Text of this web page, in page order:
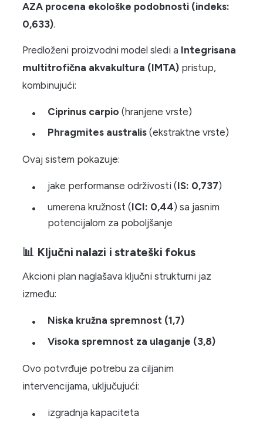
AZA procena ekološke podobnosti (indeks:
0,633).
Predloženi proizvodni model sledi a Integrisana
multitrofična akvakultura (IMTA) pristup,
kombinujući:
Ciprinus carpio (hranjene vrste)
Phragmites australis(ekstraktne vrste)
Ovaj sistem pokazuje:
jake performanse održivosti (IS: 0,737)
umerena kružnost (ICI: 0,44) sa jasnim
potencijalom za poboljšanje
📊 Ključni nalazi i strateški fokus
Akcioni plan naglašava ključni strukturni jaz
između:
Niska kružna spremnost (1,7)
Visoka spremnost za ulaganje (3,8)
Ovo potvrđuje potrebu za ciljanim
intervencijama, uključujući:
izgradnja kapaciteta